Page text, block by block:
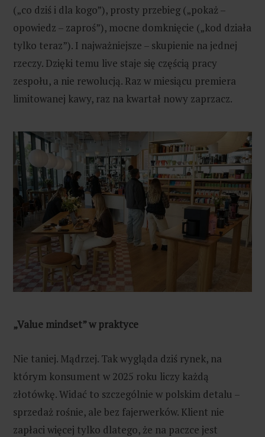
(„co dziś i dla kogo”), prosty przebieg („pokaż –
opowiedz – zaproś”), mocne domknięcie („kod działa
tylko teraz”). I najważniejsze – skupienie na jednej
rzeczy. Dzięki temu live staje się częścią pracy
zespołu, a nie rewolucją. Raz w miesiącu premiera
limitowanej kawy, raz na kwartał nowy zaprzacz.
„Value mindset” w praktyce
Nie taniej. Mądrzej. Tak wygląda dziś rynek, na
którym konsument w 2025 roku liczy każdą
złotówkę. Widać to szczególnie w polskim detalu –
sprzedaż rośnie, ale bez fajerwerków. Klient nie
zapłaci więcej tylko dlatego, że na paczce jest